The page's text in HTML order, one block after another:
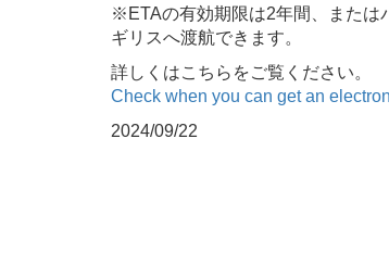
※ETAの有効期限は2年間、または
ギリスへ渡航できます。
詳しくはこちらをご覧ください。
Check when you can get an
2024/09/22